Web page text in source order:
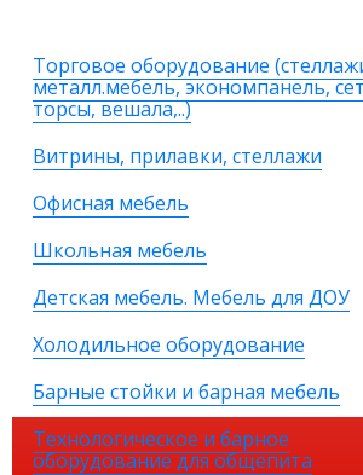
Торговое оборудование
металл.мебель, экономпанель,
торсы, вешала,..)
Витрины, прилавки, стеллажи
Офисная мебель
Школьная мебель
Детская мебель. Мебель для ДОУ
Холодильное оборудование
Барные стойки и барная мебель
Технологическое и барное
оборудование для общепита